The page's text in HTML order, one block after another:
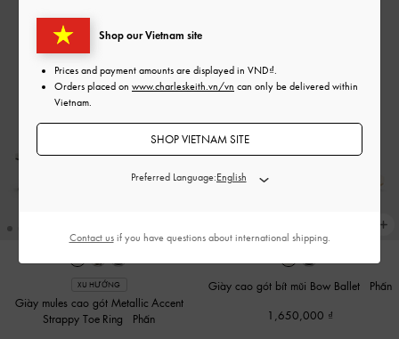
XU HƯỚNG
Giày mules cao gót Metallic-Accent
Strappy Toe-Ring
Phấn
Giày cao gót bít mũi Bow Ballet
Phấn
1,650,000
Shop our Vietnam site
Prices and payment amounts are displayed in VND .
Orders placed on www.charleskeith.vn/vn can only be delivered within
Vietnam.
SHOP VIETNAM SITE
Preferred Language:
Contact usif you have questions about international shipping.